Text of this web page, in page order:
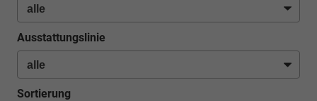
Ausstattungslinie
Sortierung